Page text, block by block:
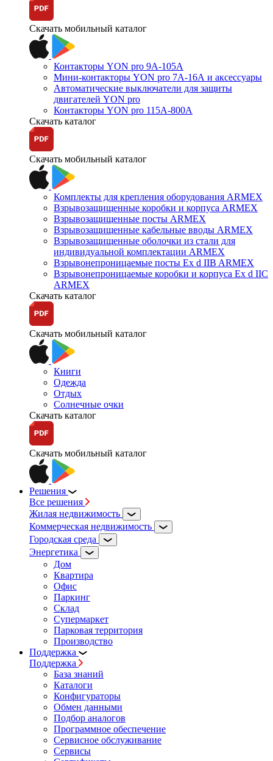
Скачать мобильный каталог
Контакторы YON pro 9А-105А
Мини-контакторы YON pro 7А-16А и аксессуары
Автоматические выключатели для защиты
двигателей YON pro
Контакторы YON pro 115А-800А
Скачать каталог
Скачать мобильный каталог
Комплекты для крепления оборудования ARMEX
Взрывозащищенные коробки и корпуса ARMEX
Взрывозащищенные посты ARMEX
Взрывозащищенные кабельные вводы ARMEX
Взрывозащищенные оболочки из стали для
индивидуальной комплектации ARMEX
Взрывонепроницаемые посты Ex d IIB ARMEX
Взрывонепроницаемые коробки и корпуса Ex d IIС
ARMEX
Скачать каталог
Скачать мобильный каталог
Книги
Одежда
Отдых
Солнечные очки
Скачать каталог
Скачать мобильный каталог
Решения
Все решения
Жилая недвижимость
Коммерческая недвижимость
Городская среда
Энергетика
Дом
Квартира
Офис
Паркинг
Склад
Супермаркет
Парковая территория
Производство
Поддержка
Поддержка
База знаний
Каталоги
Конфигураторы
Обмен данными
Подбор аналогов
Программное обеспечение
Сервисное обслуживание
Сервисы